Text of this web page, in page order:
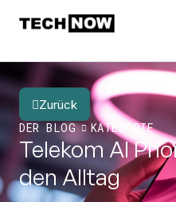
Zurück
DER BLOG
KATEGORIE
Telekom AI
den Alltag